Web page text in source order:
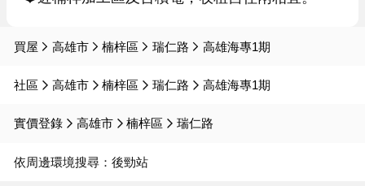
買屋 高雄市 楠梓區 瑞仁路 高雄海專1期
社區 高雄市 楠梓區 瑞仁路 高雄海專1期
實價登錄 高雄市 楠梓區 瑞仁路
依周邊環境搜尋： 後勁站